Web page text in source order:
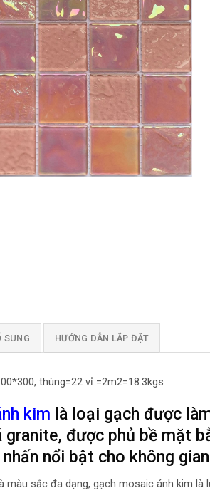
SUNG HƯỚNG DẪN LẮP ĐẶT
thùng=22 vỉ =2m2=18.3kgs
kim là loại gạch được
granite, được phủ bề mặt
nổi bật cho không
màu sắc đa dạng, gạch mosaic ánh kim